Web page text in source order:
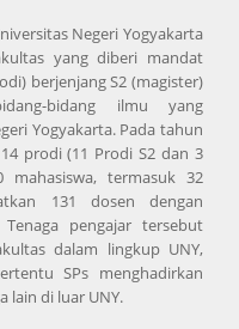
Negeri Yogyakarta
yang diberi mandat
berjenjang S2 (magister)
bidang ilmu yang
Yogyakarta. Pada tahun
prodi (11 Prodi S2 dan 3
mahasiswa, termasuk 32
131 dosen dengan
pengajar tersebut
dalam lingkup UNY,
SPs menghadirkan
lain di luar UNY.